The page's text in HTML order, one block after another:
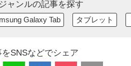
ャンルの記事を探す
Galaxy Tab タブレット
をSNSなどでシェア